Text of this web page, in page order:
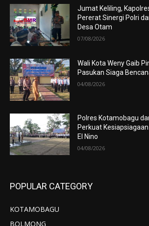
Jumat Keliling,
Pererat Sinergi Polri
Desa Otam
07/08/2026
Wali Kota Weny Gaib
Pasukan Siaga
04/08/2026
Polres Kotamobagu
Perkuat
El Nino
04/08/2026
POPULAR CATEGORY
KOTAMOBAGU
BOLMONG